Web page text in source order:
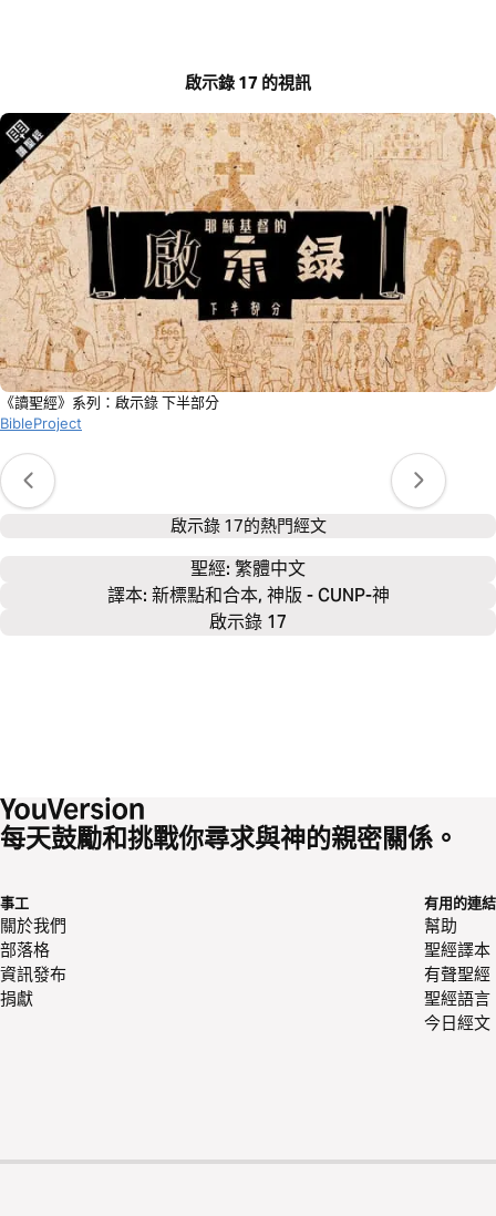
啟示錄 17 的視訊
《讀聖經》系列：啟示錄 下半部分
BibleProject
啟示錄 17的熱門經文
聖經: 繁體中文
譯本: 新標點和合本, 神版 - CUNP-神
啟示錄 17
每天鼓勵和挑戰你尋求與神的親密關係。
事工
關於我們
部落格
資訊發布
捐獻
有用的連結
幫助
聖經譯本
有聲聖經
聖經語言
今日經文